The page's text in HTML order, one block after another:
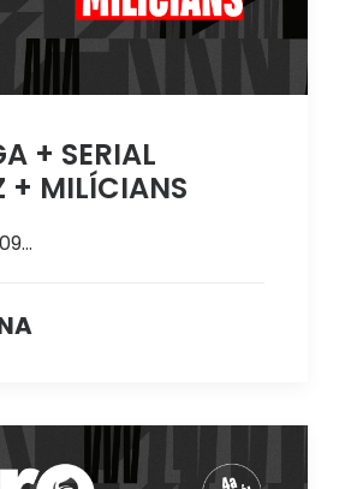
+ SERIAL
+ MILÍCIANS